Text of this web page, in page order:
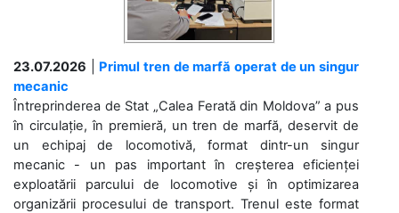
23.07.2026
Primul tren de marfă operat de un singur
mecanic
Întreprinderea de Stat „Calea Ferată din Moldova” a pus
în circulație, în premieră, un tren de marfă, deservit de
un echipaj de locomotivă, format dintr-un singur
mecanic - un pas important în creșterea eficienței
exploatării parcului de locomotive și în optimizarea
organizării procesului de transport. Trenul este format